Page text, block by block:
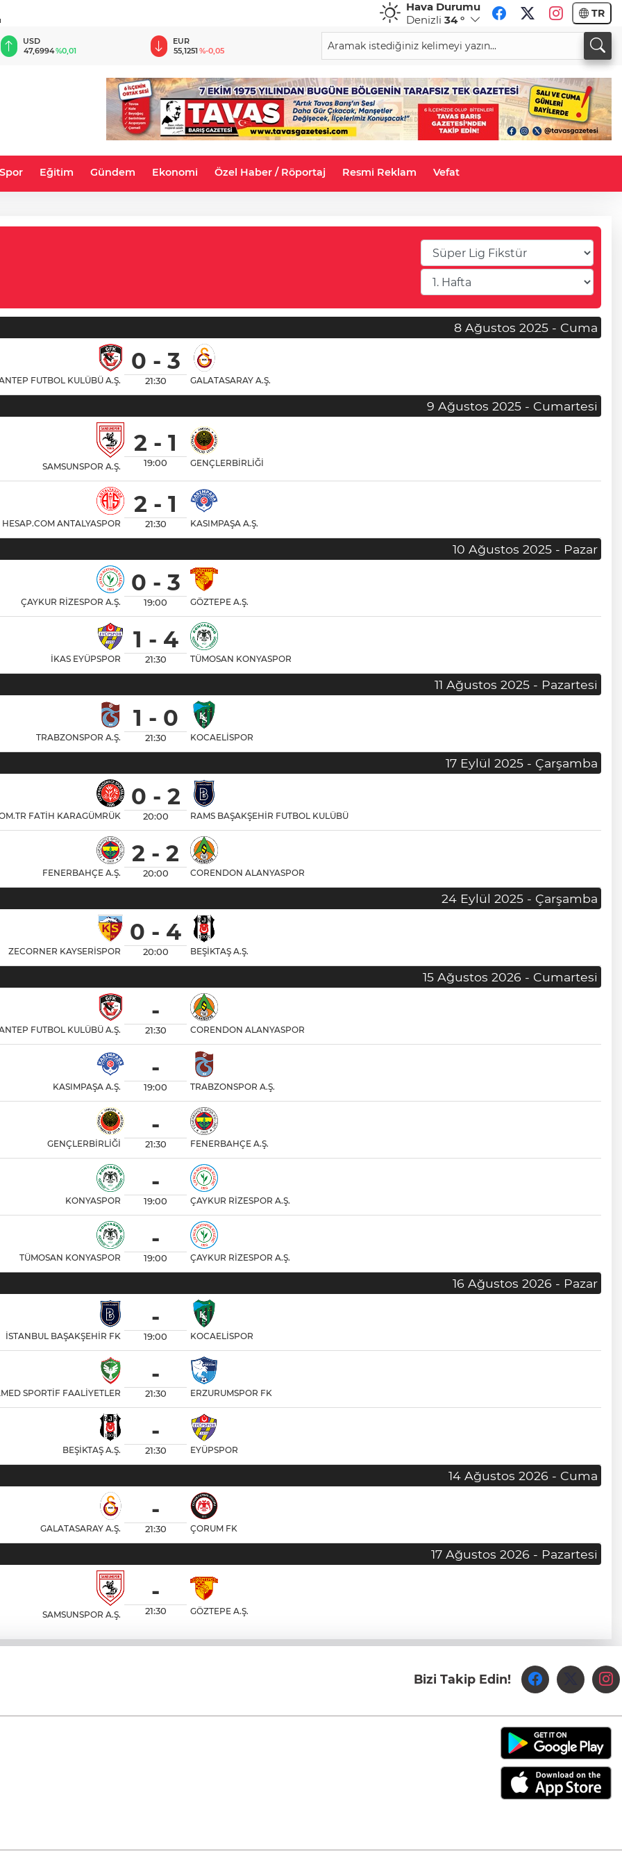
Hava Durumu
Denizli 34 ° TR
USD
47,6994%0,01
EUR
55,1251%-0,05
GBP
64,3772%0,00
58,9246
Spor Eğitim Gündem Ekonomi Özel Haber / Röportaj Resmi Reklam Vefat
8 Ağustos 2025 - Cuma
FUTBOL KULÜBÜ A.Ş.
0 - 3
21:30 GALATASARAY A.Ş.
9 Ağustos 2025 - Cumartesi
SAMSUNSPOR A.Ş.
2 - 1
19:00 GENÇLERBİRLİĞİ
HESAP.COM ANTALYASPOR
2 - 1
21:30 KASIMPAŞA A.Ş.
10 Ağustos 2025 - Pazar
ÇAYKUR RİZESPOR A.Ş.
0 - 3
19:00 GÖZTEPE A.Ş.
İKAS EYÜPSPOR
1 - 4
21:30 TÜMOSAN KONYASPOR
11 Ağustos 2025 - Pazartesi
TRABZONSPOR A.Ş.
1 - 0
21:30 KOCAELİSPOR
17 Eylül 2025 - Çarşamba
FATİH KARAGÜMRÜK
0 - 2
20:00 RAMS BAŞAKŞEHİR FUTBOL KULÜBÜ
FENERBAHÇE A.Ş.
2 - 2
20:00 CORENDON ALANYASPOR
24 Eylül 2025 - Çarşamba
ZECORNER KAYSERİSPOR
0 - 4
20:00 BEŞİKTAŞ A.Ş.
15 Ağustos 2026 - Cumartesi
FUTBOL KULÜBÜ A.Ş.
-
21:30 CORENDON ALANYASPOR
KASIMPAŞA A.Ş.
-
19:00 TRABZONSPOR A.Ş.
GENÇLERBİRLİĞİ
-
21:30 FENERBAHÇE A.Ş.
KONYASPOR
-
19:00 ÇAYKUR RİZESPOR A.Ş.
TÜMOSAN KONYASPOR
-
19:00 ÇAYKUR RİZESPOR A.Ş.
16 Ağustos 2026 - Pazar
İSTANBUL BAŞAKŞEHİR FK
-
19:00 KOCAELİSPOR
SPORTİF FAALİYETLER
-
21:30 ERZURUMSPOR FK
BEŞİKTAŞ A.Ş.
-
21:30 EYÜPSPOR
14 Ağustos 2026 - Cuma
GALATASARAY A.Ş.
-
21:30 ÇORUM FK
17 Ağustos 2026 - Pazartesi
SAMSUNSPOR A.Ş.
-
21:30 GÖZTEPE A.Ş.
Bizi Takip Edin!